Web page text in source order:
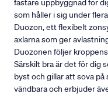
fastare uppbyggnad för
som håller i sig under
Duozon, ett flexibelt
axlarna som ger
Duozonen följer
Särskilt bra är det för dig
byst och gillar att sova
vändbara och erbjuder